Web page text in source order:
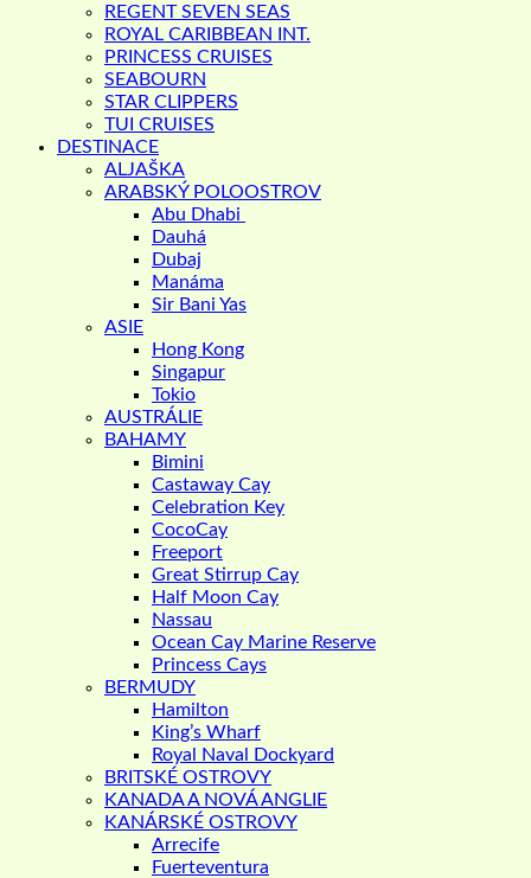
REGENT SEVEN SEAS
ROYAL CARIBBEAN INT.
PRINCESS CRUISES
SEABOURN
STAR CLIPPERS
TUI CRUISES
DESTINACE
ALJAŠKA
ARABSKÝ POLOOSTROV
Abu Dhabi
Dauhá
Dubaj
Manáma
Sir Bani Yas
ASIE
Hong Kong
Singapur
Tokio
AUSTRÁLIE
BAHAMY
Bimini
Castaway Cay
Celebration Key
CocoCay
Freeport
Great Stirrup Cay
Half Moon Cay
Nassau
Ocean Cay Marine Reserve
Princess Cays
BERMUDY
Hamilton
King’s Wharf
Royal Naval Dockyard
BRITSKÉ OSTROVY
KANADA A NOVÁ ANGLIE
KANÁRSKÉ OSTROVY
Arrecife
Fuerteventura